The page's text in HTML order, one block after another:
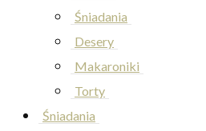
Śniadania
Desery
Makaroniki
Torty
Śniadania